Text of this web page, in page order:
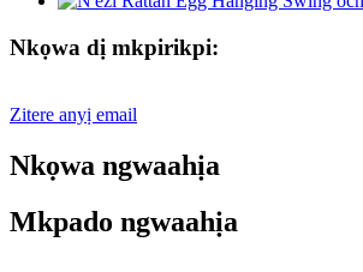
Nkọwa dị mkpirikpi:
Zitere anyị email
Nkọwa ngwaahịa
Mkpado ngwaahịa